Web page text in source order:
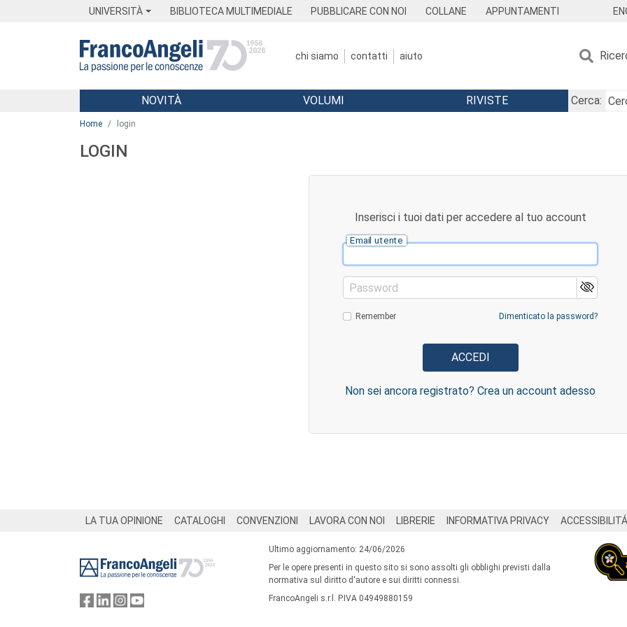
UNIVERSITÀ BIBLIOTECA MULTIMEDIALE PUBBLICARE CON NOI COLLANE APPUNTAMENTI
chi siamo contatti aiuto
Menu
NOVITÀ VOLUMI RIVISTE
Cerca:
Home login
LOGIN
Inserisci i tuoi dati per accedere al tuo account
Email utente
Password
Remember Dimenticato la password?
Non sei ancora registrato? Crea un account adesso
LA TUA OPINIONE CATALOGHI CONVENZIONI LAVORA CON NOI LIBRERIE INFORMATIVA PRIVACY ACCESSIBILITÁ
Ultimo aggiornamento: 24/06/2026
Per le opere presenti in questo sito si sono assolti gli obblighi previsti dalla
normativa sul diritto d'autore e sui diritti connessi.
FrancoAngeli s.r.l. P.IVA 04949880159